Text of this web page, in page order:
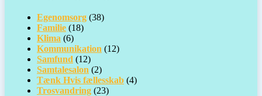
Egenomsorg (38)
Familie (18)
Klima (6)
Kommunikation (12)
Samfund (12)
Samtalesalon (2)
Tænk Hvis fællesskab (4)
Trosvandring (23)